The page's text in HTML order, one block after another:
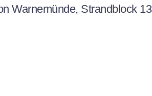
Warnemünde, Strandblock 13